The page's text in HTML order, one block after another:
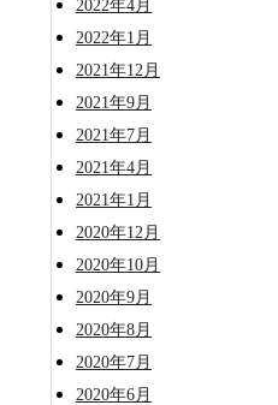
2022年4月
2022年1月
2021年12月
2021年9月
2021年7月
2021年4月
2021年1月
2020年12月
2020年10月
2020年9月
2020年8月
2020年7月
2020年6月